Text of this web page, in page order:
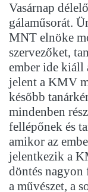
Vasárnap
gálaműsorát.
MNT elnöke
szervezőket,
ember ide kiáll
jelent a KMV
később
mindenben
fellépőnek és
amikor az
jelentkezik a
döntés nagyon
a művészet, a